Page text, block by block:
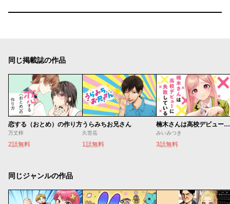
同じ掲載誌の作品
恋する（おとめ）の作り方
万丈梓
2話無料
うらみちお兄さん
久世岳
1話無料
楠木さんは高校デビューに失敗している
みいみつき
3話無料
同じジャンルの作品